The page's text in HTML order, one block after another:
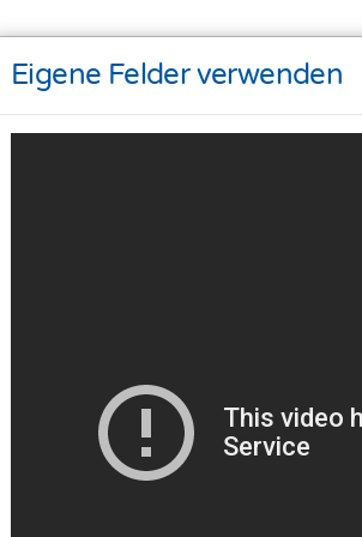
ist uns wichtig
Cookies und Targeting
Technologien nutzen wir außerdem
entwickeln.
Einstellungen ändern
Bestellen Download
Eigene Felder verwenden